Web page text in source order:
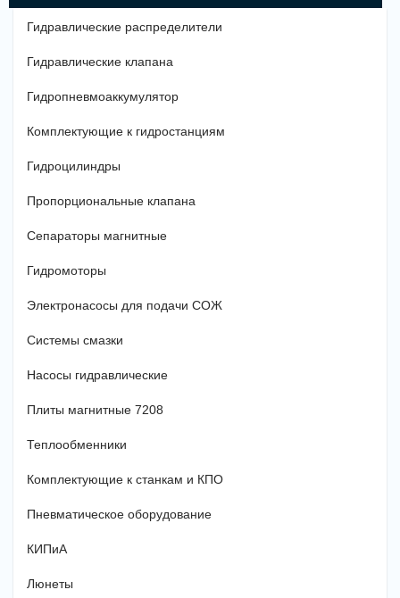
Гидравлические распределители
Гидравлические клапана
Гидропневмоаккумулятор
Комплектующие к гидростанциям
Гидроцилиндры
Пропорциональные клапана
Сепараторы магнитные
Гидромоторы
Электронасосы для подачи СОЖ
Системы смазки
Насосы гидравлические
Плиты магнитные 7208
Теплообменники
Комплектующие к станкам и КПО
Пневматическое оборудование
КИПиА
Люнеты